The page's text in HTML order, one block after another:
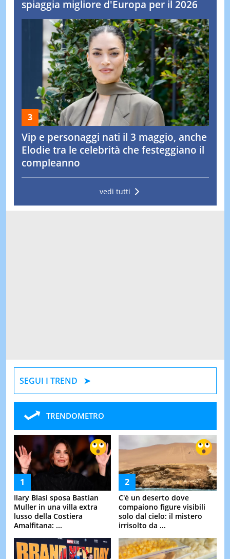
spiaggia migliore d'Europa per il 2026
Vip e personaggi nati il 3 maggio, anche
Elodie tra le celebrità che festeggiano il
compleanno
vedi tutti
SEGUI I TREND
TRENDOMETRO
Ilary Blasi sposa Bastian
Muller in una villa extra
lusso della Costiera
Amalfitana: ...
C'è un deserto dove
compaiono figure visibili
solo dal cielo: il mistero
irrisolto da ...